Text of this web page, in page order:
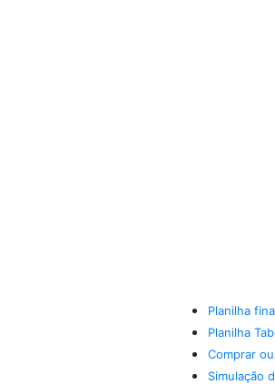
Planilha
Planilha
Comprar
Simulação